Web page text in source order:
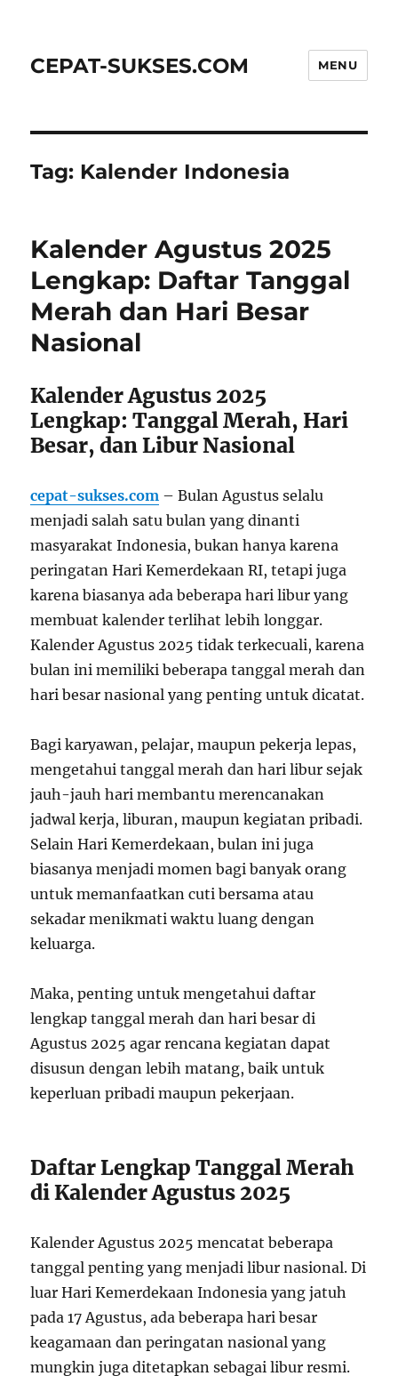
CEPAT-SUKSES.COM MENU
Tag: Kalender Indonesia
Kalender Agustus 2025
Lengkap: Daftar Tanggal
Merah dan Hari Besar
Nasional
Kalender Agustus 2025
Lengkap: Tanggal Merah, Hari
Besar, dan Libur Nasional
cepat-sukses.com – Bulan Agustus selalu
menjadi salah satu bulan yang dinanti
masyarakat Indonesia, bukan hanya karena
peringatan Hari Kemerdekaan RI, tetapi juga
karena biasanya ada beberapa hari libur yang
membuat kalender terlihat lebih longgar.
Kalender Agustus 2025 tidak terkecuali, karena
bulan ini memiliki beberapa tanggal merah dan
hari besar nasional yang penting untuk dicatat.
Bagi karyawan, pelajar, maupun pekerja lepas,
mengetahui tanggal merah dan hari libur sejak
jauh-jauh hari membantu merencanakan
jadwal kerja, liburan, maupun kegiatan pribadi.
Selain Hari Kemerdekaan, bulan ini juga
biasanya menjadi momen bagi banyak orang
untuk memanfaatkan cuti bersama atau
sekadar menikmati waktu luang dengan
keluarga.
Maka, penting untuk mengetahui daftar
lengkap tanggal merah dan hari besar di
Agustus 2025 agar rencana kegiatan dapat
disusun dengan lebih matang, baik untuk
keperluan pribadi maupun pekerjaan.
Daftar Lengkap Tanggal Merah
di Kalender Agustus 2025
Kalender Agustus 2025 mencatat beberapa
tanggal penting yang menjadi libur nasional. Di
luar Hari Kemerdekaan Indonesia yang jatuh
pada 17 Agustus, ada beberapa hari besar
keagamaan dan peringatan nasional yang
mungkin juga ditetapkan sebagai libur resmi.